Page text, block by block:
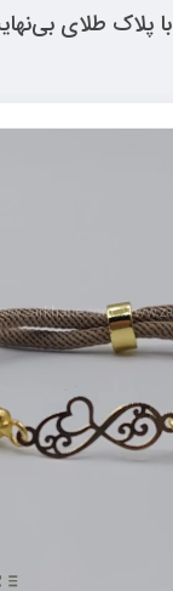
پلاک طلای